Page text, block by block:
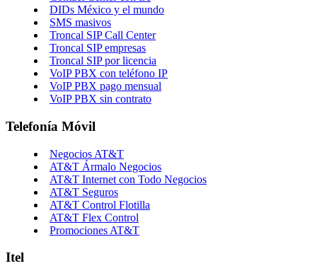
DIDs México y el mundo
SMS masivos
Troncal SIP Call Center
Troncal SIP empresas
Troncal SIP por licencia
VoIP PBX con teléfono IP
VoIP PBX pago mensual
VoIP PBX sin contrato
Telefonía Móvil
Negocios AT&T
AT&T Ármalo Negocios
AT&T Internet con Todo Negocios
AT&T Seguros
AT&T Control Flotilla
AT&T Flex Control
Promociones AT&T
Itel